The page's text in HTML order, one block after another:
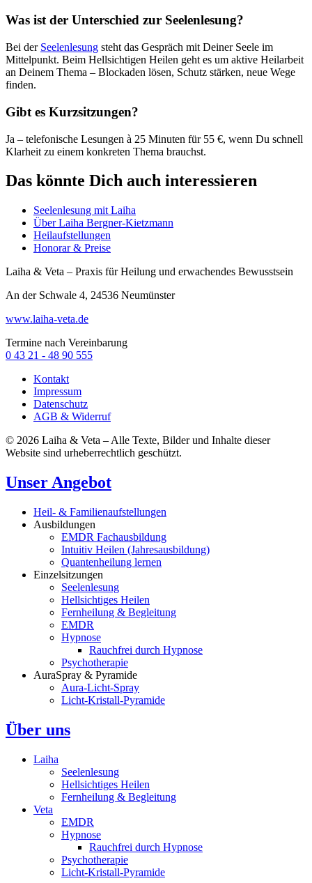
Was ist der Unterschied zur Seelenlesung?
Bei der Seelenlesung steht das Gespräch mit Deiner Seele im
Mittelpunkt. Beim Hellsichtigen Heilen geht es um aktive Heilarbeit
an Deinem Thema – Blockaden lösen, Schutz stärken, neue Wege
finden.
Gibt es Kurzsitzungen?
Ja – telefonische Lesungen à 25 Minuten für 55 €, wenn Du schnell
Klarheit zu einem konkreten Thema brauchst.
Das könnte Dich auch interessieren
Seelenlesung mit Laiha
Über Laiha Bergner-Kietzmann
Heilaufstellungen
Honorar & Preise
Laiha & Veta – Praxis für Heilung und erwachendes Bewusstsein
An der Schwale 4, 24536 Neumünster
www.laiha-veta.de
Termine nach Vereinbarung
0 43 21 - 48 90 555
Kontakt
Impressum
Datenschutz
AGB & Widerruf
© 2026 Laiha & Veta – Alle Texte, Bilder und Inhalte dieser
Website sind urheberrechtlich geschützt.
Unser Angebot
Heil- & Familienaufstellungen
Ausbildungen
EMDR Fachausbildung
Intuitiv Heilen (Jahresausbildung)
Quantenheilung lernen
Einzelsitzungen
Seelenlesung
Hellsichtiges Heilen
Fernheilung & Begleitung
EMDR
Hypnose
Rauchfrei durch Hypnose
Psychotherapie
AuraSpray & Pyramide
Aura-Licht-Spray
Licht-Kristall-Pyramide
Über uns
Laiha
Seelenlesung
Hellsichtiges Heilen
Fernheilung & Begleitung
Veta
EMDR
Hypnose
Rauchfrei durch Hypnose
Psychotherapie
Licht-Kristall-Pyramide